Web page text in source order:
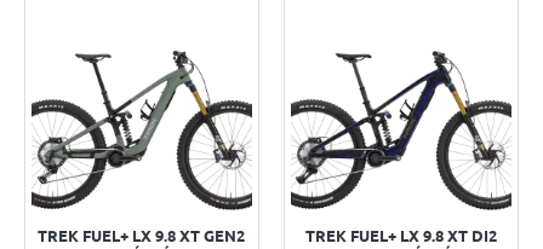
TREK FUEL+ LX 9.8 XT GEN2
TREK FUEL+ LX 9.8 XT DI2